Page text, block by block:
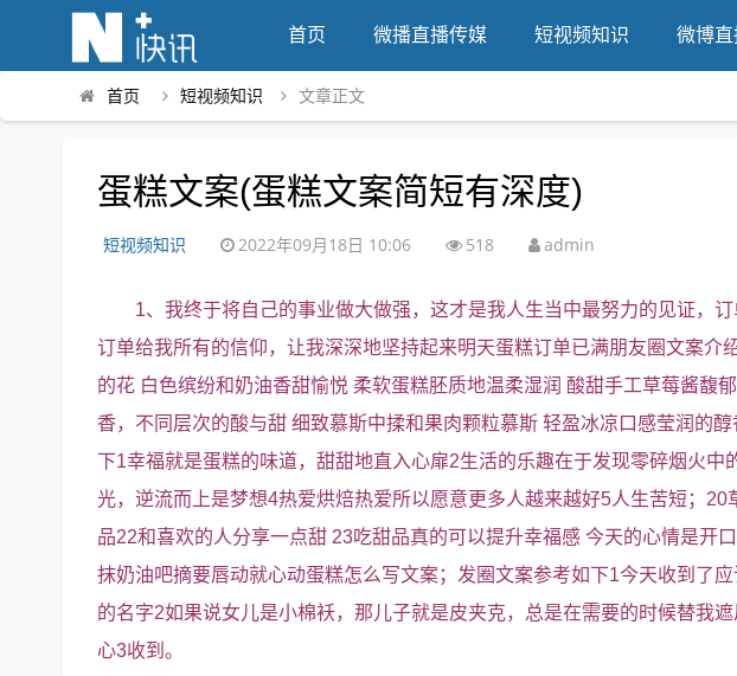
首页 微播直播传媒 短视频知识 微博
首页 短视频知识 文章正文
蛋糕文案(蛋糕文案简短有深度)
短视频知识 2022年09月18日 10:06 518 admin
1、我终于将自己的事业做大做强，这才是我人生当中最努力的见证，
订单给我所有的信仰，让我深深地坚持起来明天蛋糕订单已满朋友圈文案介
的花 白色缤纷和奶油香甜愉悦 柔软蛋糕胚质地温柔湿润 酸甜手工草莓酱馥
香，不同层次的酸与甜 细致慕斯中揉和果肉颗粒慕斯 轻盈冰凉口感莹润的
下1幸福就是蛋糕的味道，甜甜地直入心扉2生活的乐趣在于发现零碎烟火
光，逆流而上是梦想4热爱烘焙热爱所以愿意更多人越来越好5人生苦短；
品22和喜欢的人分享一点甜 23吃甜品真的可以提升幸福感 今天的心情是开
抹奶油吧摘要唇动就心动蛋糕怎么写文案；发圈文案参考如下1今天收到了
的名字2如果说女儿是小棉袄，那儿子就是皮夹克，总是在需要的时候替我
心3收到。